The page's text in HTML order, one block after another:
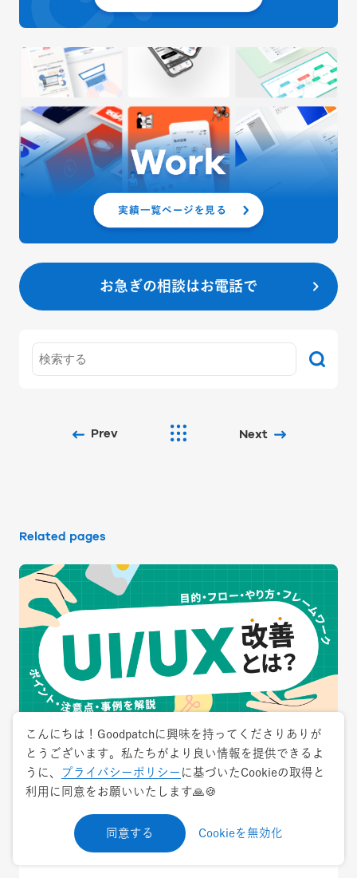
お急ぎの相談はお電話で
Prev Next
Related pages
用語解説 2025.9.22
UI/UX改善とは？目的・フロー・やり方・フ
レームワーク・ポイント・注意点・事例を解
説【チェックリスト付】
こんにちは！Goodpatchに興味を持ってくださりありが
とうございます。私たちがより良い情報を提供できるよ
うに、
プライバシーポリシー に基づいたCookieの取得と
利用に同意をお願いいたします🙏🍪
同意する Cookieを無効化